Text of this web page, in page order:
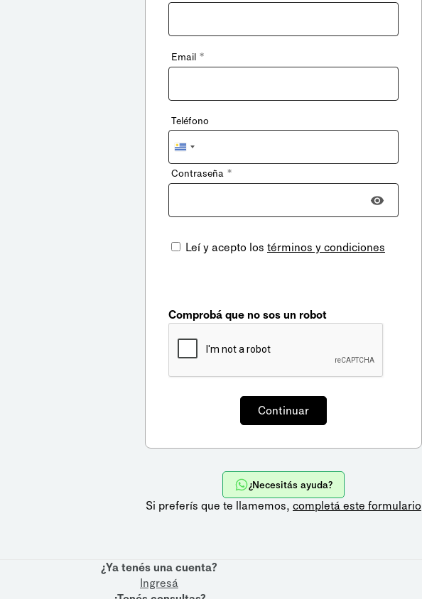
Email *
Teléfono
Uruguay
+598
Contraseña *
Leí y acepto los términos y condiciones
Comprobá que no sos un robot
¿Necesitás ayuda?
Si preferís que te llamemos, completá este formulario
¿Ya tenés una cuenta?
Ingresá